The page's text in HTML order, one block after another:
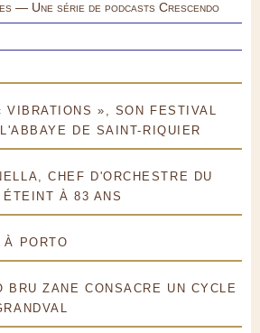
— Une série de podcasts Crescendo
», SON FESTIVAL
DE SAINT-RIQUIER
CHEF D'ORCHESTRE DU
À 83 ANS
PORTO
ZANE CONSACRE UN CYCLE